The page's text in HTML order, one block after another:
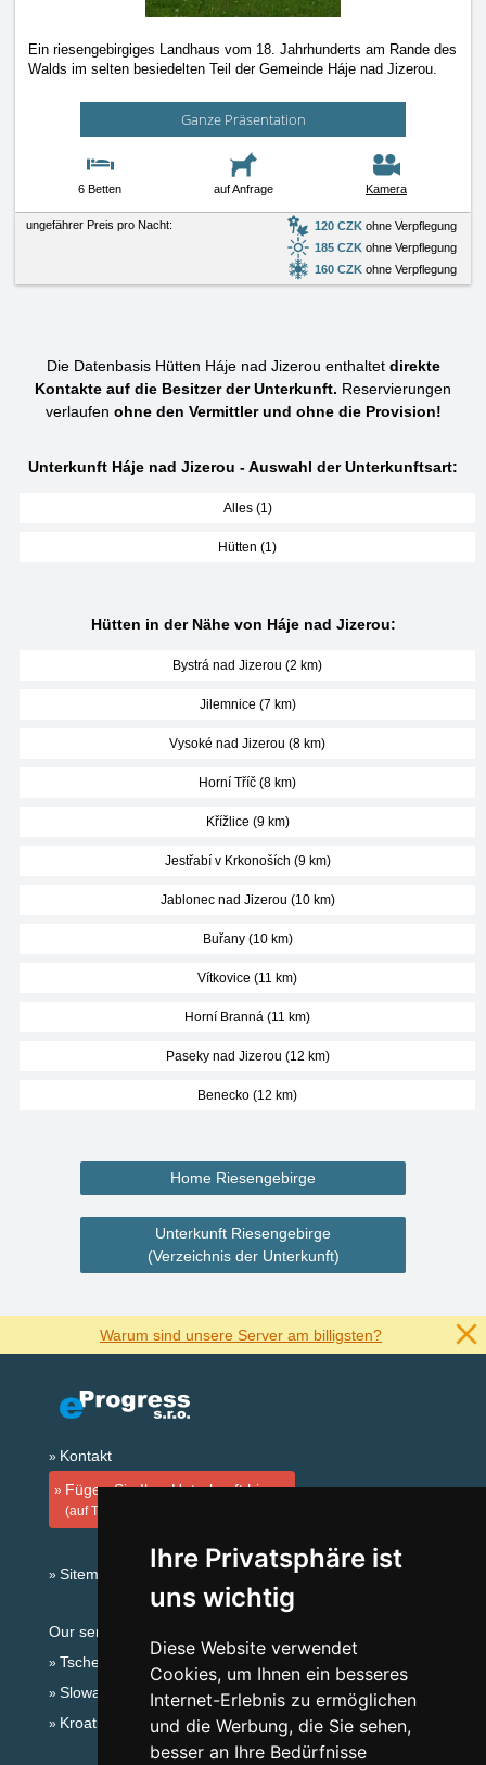
Ihre Privatsphäre ist
uns wichtig
Diese Website verwendet
Cookies, um Ihnen ein besseres
Internet-Erlebnis zu ermöglichen
und die Werbung, die Sie sehen,
besser an Ihre Bedürfnisse
Ein riesengebirgiges Landhaus vom 18. Jahrhunderts am Rande des
Walds im selten besiedelten Teil der Gemeinde Háje nad Jizerou.
Ganze Präsentation
6 Betten auf Anfrage Kamera
ungefährer Preis pro Nacht: 120 CZK ohne Verpflegung
185 CZK ohne Verpflegung
160 CZK ohne Verpflegung
Die Datenbasis Hütten Háje nad Jizerou enthaltet direkte
Kontakte auf die Besitzer der Unterkunft. Reservierungen
verlaufen ohne den Vermittler und ohne die Provision!
Unterkunft Háje nad Jizerou - Auswahl der Unterkunftsart:
Alles (1)
Hütten (1)
Hütten in der Nähe von Háje nad Jizerou:
Bystrá nad Jizerou (2 km)
Jilemnice (7 km)
Vysoké nad Jizerou (8 km)
Horní Tříč (8 km)
Křížlice (9 km)
Jestřabí v Krkonoších (9 km)
Jablonec nad Jizerou (10 km)
Buřany (10 km)
Vítkovice (11 km)
Horní Branná (11 km)
Paseky nad Jizerou (12 km)
Benecko (12 km)
Home Riesengebirge
Unterkunft Riesengebirge
(Verzeichnis der Unterkunft)
Warum sind unsere Server am billigsten?
Kontakt
Fügen Sie Ihre Unterkunft hinzu
(auf Tschechisch)
Sitemap
Our servers:
Tschechische Gebirge
Slowakische Gebirge
Kroatien